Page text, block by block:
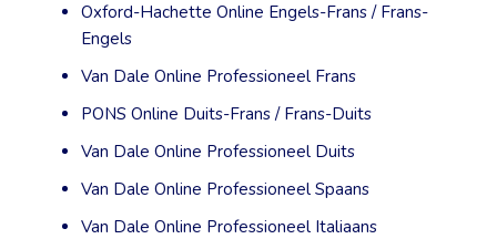
Oxford-Hachette Online Engels-Frans / Frans-
Engels
Van Dale Online Professioneel Frans
PONS Online Duits-Frans / Frans-Duits
Van Dale Online Professioneel Duits
Van Dale Online Professioneel Spaans
Van Dale Online Professioneel Italiaans